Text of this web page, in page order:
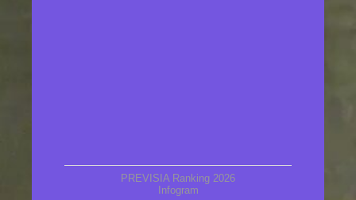
PREVISIA Ranking 2026
Infogram